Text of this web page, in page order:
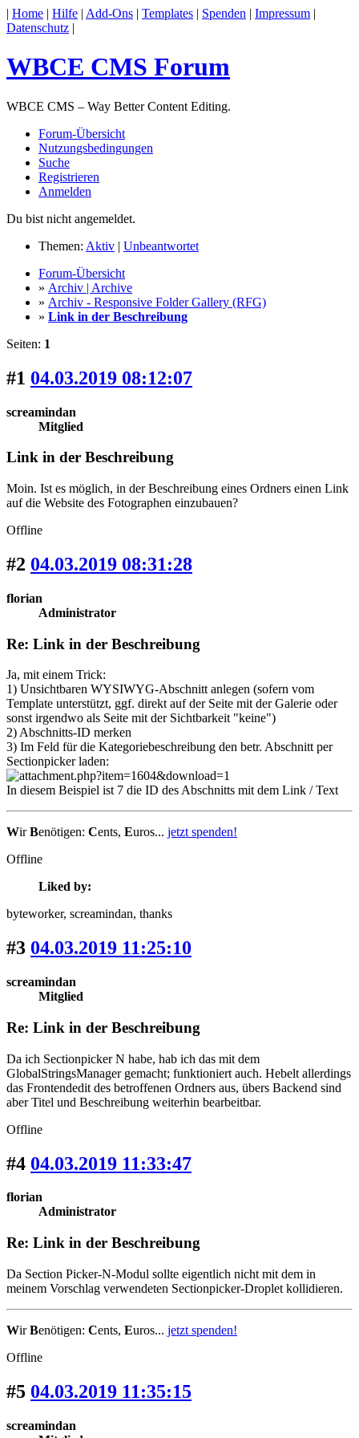
| Home | Hilfe | Add-Ons | Templates | Spenden | Impressum |
Datenschutz |
WBCE CMS Forum
WBCE CMS – Way Better Content Editing.
Forum-Übersicht
Nutzungsbedingungen
Suche
Registrieren
Anmelden
Du bist nicht angemeldet.
Themen: Aktiv | Unbeantwortet
Forum-Übersicht
» Archiv | Archive
» Archiv - Responsive Folder Gallery (RFG)
» Link in der Beschreibung
Seiten: 1
#1 04.03.2019 08:12:07
screamindan
Mitglied
Link in der Beschreibung
Moin. Ist es möglich, in der Beschreibung eines Ordners einen Link
auf die Website des Fotographen einzubauen?
Offline
#2 04.03.2019 08:31:28
florian
Administrator
Re: Link in der Beschreibung
Ja, mit einem Trick:
1) Unsichtbaren WYSIWYG-Abschnitt anlegen (sofern vom
Template unterstützt, ggf. direkt auf der Seite mit der Galerie oder
sonst irgendwo als Seite mit der Sichtbarkeit "keine")
2) Abschnitts-ID merken
3) Im Feld für die Kategoriebeschreibung den betr. Abschnitt per
Sectionpicker laden:
In diesem Beispiel ist 7 die ID des Abschnitts mit dem Link / Text
WirBenötigen: Cents, Euros... jetzt spenden!
Offline
Liked by:
byteworker, screamindan, thanks
#3 04.03.2019 11:25:10
screamindan
Mitglied
Re: Link in der Beschreibung
Da ich Sectionpicker N habe, hab ich das mit dem
GlobalStringsManager gemacht; funktioniert auch. Hebelt allerdings
das Frontendedit des betroffenen Ordners aus, übers Backend sind
aber Titel und Beschreibung weiterhin bearbeitbar.
Offline
#4 04.03.2019 11:33:47
florian
Administrator
Re: Link in der Beschreibung
Da Section Picker-N-Modul sollte eigentlich nicht mit dem in
meinem Vorschlag verwendeten Sectionpicker-Droplet kollidieren.
WirBenötigen: Cents, Euros... jetzt spenden!
Offline
#5 04.03.2019 11:35:15
screamindan